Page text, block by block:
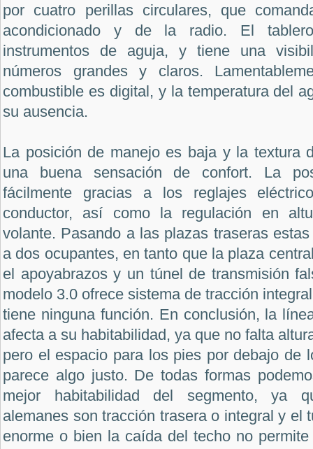
por cuatro perillas circulares, que
acondicionado y de la radio. El
instrumentos de aguja, y tiene una
números grandes y claros.
combustible es digital, y la temperatura del
su ausencia.
La posición de manejo es baja y la textura
una buena sensación de confort. La
fácilmente gracias a los reglajes
conductor, así como la regulación en
volante. Pasando a las plazas traseras
a dos ocupantes, en tanto que la plaza
el apoyabrazos y un túnel de transmisión
modelo 3.0 ofrece sistema de tracción
tiene ninguna función. En conclusión, la
afecta a su habitabilidad, ya que no falta
pero el espacio para los pies por debajo de
parece algo justo. De todas formas
mejor habitabilidad del segmento, ya
alemanes son tracción trasera o integral y el
enorme o bien la caída del techo no